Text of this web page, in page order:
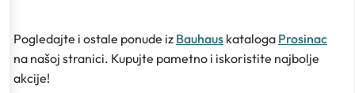
Pogledajte i ostale ponude iz Bauhaus kataloga Prosinac
na našoj stranici. Kupujte pametno i iskoristite najbolje
akcije!